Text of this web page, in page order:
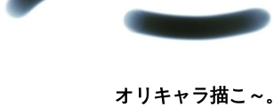
オリキャラ描こ～。